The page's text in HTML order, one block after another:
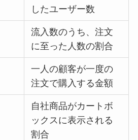
したユーザー数
流入数のうち、注文
に至った人数の割合
一人の顧客が一度の
注文で購入する金額
自社商品がカートボ
ックスに表示される
割合